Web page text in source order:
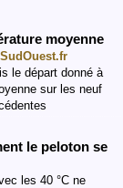
moyenne
le départ donné à
sur les neuf
le peloton se
les 40 °C ne